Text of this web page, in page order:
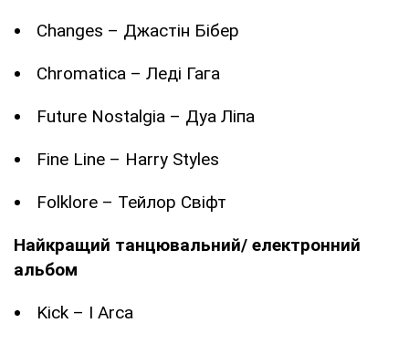
Changes – Джастін Бібер
Chromatica – Леді Гага
Future Nostalgia – Дуа Ліпа
Fine Line – Harry Styles
Folklore – Тейлор Свіфт
Найкращий танцювальний/ електронний
альбом
Kick – I Arca